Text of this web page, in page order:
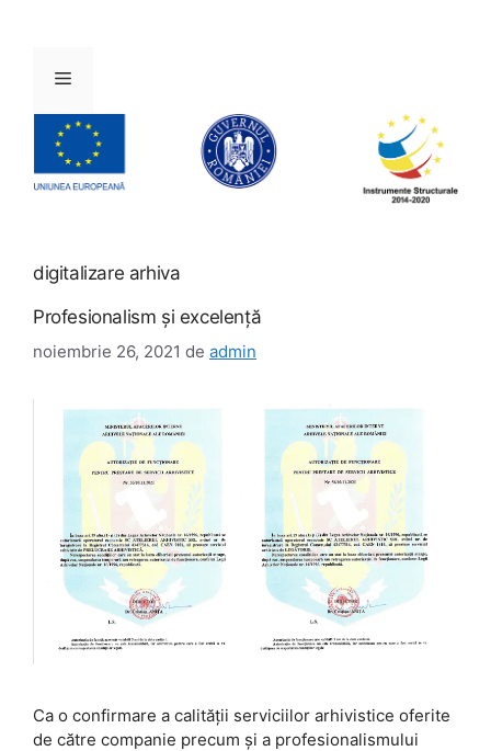
Meniu
digitalizare arhiva
Profesionalism şi excelenţă
noiembrie 26, 2021 de admin
Ca o confirmare a calităţii serviciilor arhivistice oferite
de către companie precum şi a profesionalismului